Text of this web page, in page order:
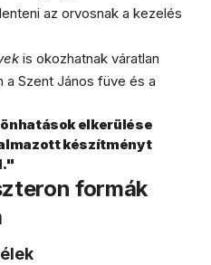
az orvosnak a kezelés
is okozhatnak váratlan
Szent János füve és a
elkerülése
készítményt
formák